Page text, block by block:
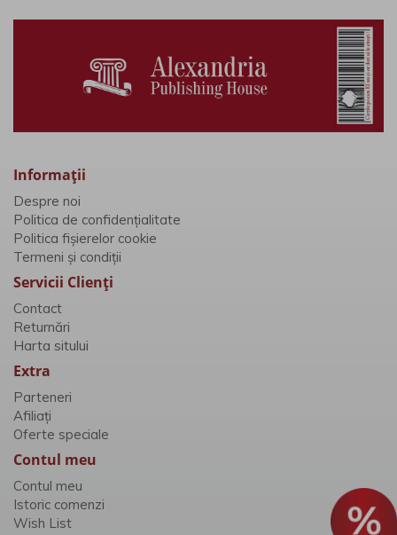
Informaţii
Despre noi
Politica de confidențialitate
Politica fișierelor cookie
Termeni și condiții
Servicii Clienţi
Contact
Returnări
Harta sitului
Extra
Parteneri
Afiliaţi
Oferte speciale
Contul meu
Contul meu
Istoric comenzi
Wish List